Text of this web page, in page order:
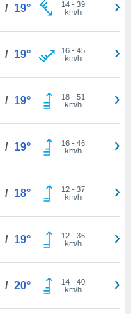
/ 19° 14- 39
km/h
/ 19° 16- 45
km/h
/ 19° 18- 51
km/h
/ 19° 16- 46
km/h
/ 18° 12- 37
km/h
/ 19° 12- 36
km/h
/ 20° 14- 40
km/h